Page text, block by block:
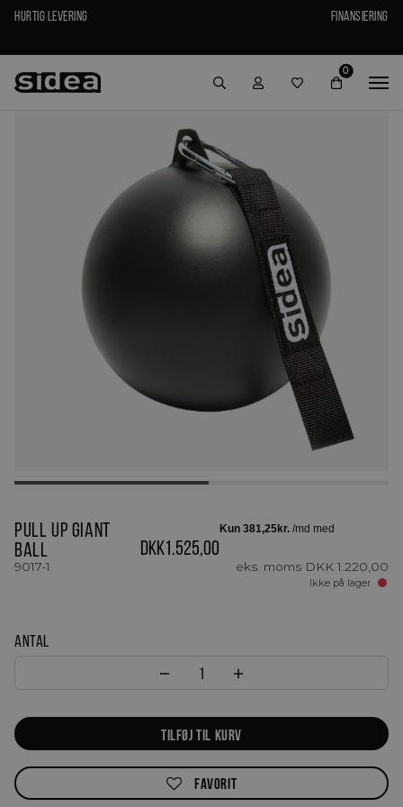
Hurtig levering Finansiering
0
Pull Up Giant
Ball
DKK1.525,00
9017-1 eks. moms DKK 1.220,00
Ikke på lager
Antal
Pull Up Giant Ball antal
TILFØJ TIL KURV
FAVORIT